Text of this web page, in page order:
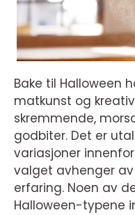
Bake til Halloween
matkunst og
skremmende,
godbiter. Det er
variasjoner
valget avhenger
erfaring. Noen av
Halloween-typene